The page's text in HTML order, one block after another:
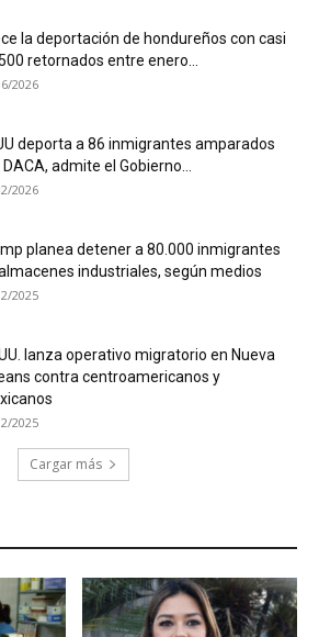
la deportación de hondureños con casi
retornados entre enero...
2026
deporta a 86 inmigrantes amparados
admite el Gobierno...
2026
planea detener a 80.000 inmigrantes
industriales, según medios
2025
lanza operativo migratorio en Nueva
contra centroamericanos y
2025
Cargar más